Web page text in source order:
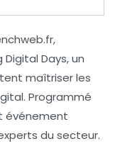
Digital Days, un
maîtriser les
. Programmé
événement
du secteur.